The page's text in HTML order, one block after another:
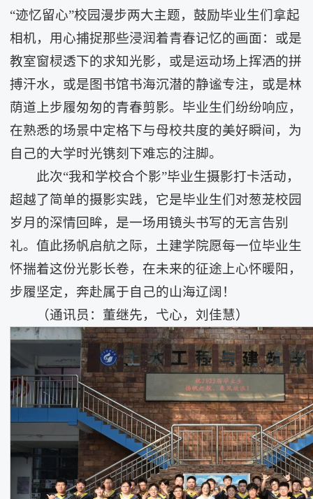
“迹忆留心”校园漫步两大主题，鼓励毕业生们拿起
相机，用心捕捉那些浸润着青春记忆的画面：或是
教室窗棂透下的求知光影，或是运动场上挥洒的拼
搏汗水，或是图书馆书海沉潜的静谧专注，或是林
荫道上步履匆匆的青春剪影。毕业生们纷纷响应，
在熟悉的场景中定格下与母校共度的美好瞬间，为
自己的大学时光镌刻下难忘的注脚。
此次“我和学校合个影”毕业生摄影打卡活动，
超越了简单的摄影实践，它是毕业生们对葱茏校园
岁月的深情回眸，是一场用镜头书写的无言告别
礼。值此扬帆启航之际，土建学院愿每一位毕业生
怀揣着这份光影长卷，在未来的征途上心怀暖阳，
步履坚定，奔赴属于自己的山海辽阔！
（通讯员：董继先，弋心，刘佳慧）